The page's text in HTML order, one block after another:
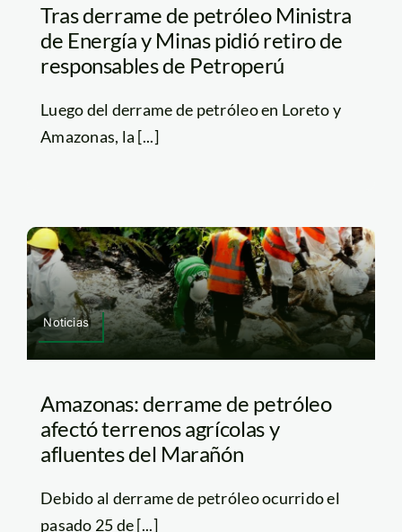
Tras derrame de petróleo Ministra
de Energía y Minas pidió retiro de
responsables de Petroperú
Luego del derrame de petróleo en Loreto y
Amazonas, la [...]
Noticias
Amazonas: derrame de petróleo
afectó terrenos agrícolas y
afluentes del Marañón
Debido al derrame de petróleo ocurrido el
pasado 25 de [...]